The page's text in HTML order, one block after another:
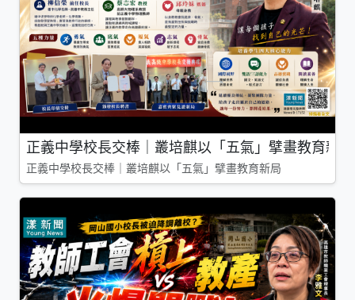
正義中學校長交棒｜叢培麒以「五氣」擘畫教育新局
正義中學校長交棒｜叢培麒以「五氣」擘畫教育新局